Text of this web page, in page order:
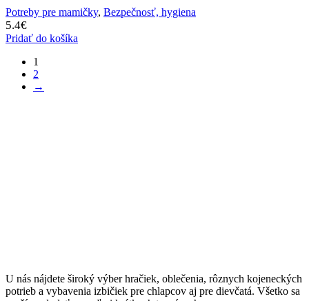
Potreby pre mamičky, Bezpečnosť, hygiena
5.4€
Pridať do košíka
1
2
→
U nás nájdete široký výber hračiek, oblečenia, rôznych kojeneckých
potrieb a vybavenia izbičiek pre chlapcov aj pre dievčatá. Všetko sa